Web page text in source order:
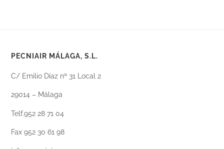
PECNIAIR MÁLAGA, S.L.
C/ Emilio Díaz nº 31 Local 2
29014 – Málaga
Telf.952 28 71 04
Fax 952 30 61 98